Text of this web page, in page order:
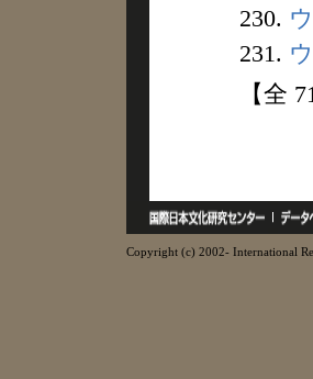
230.
231.
【全
Copyright (c) 2002- International